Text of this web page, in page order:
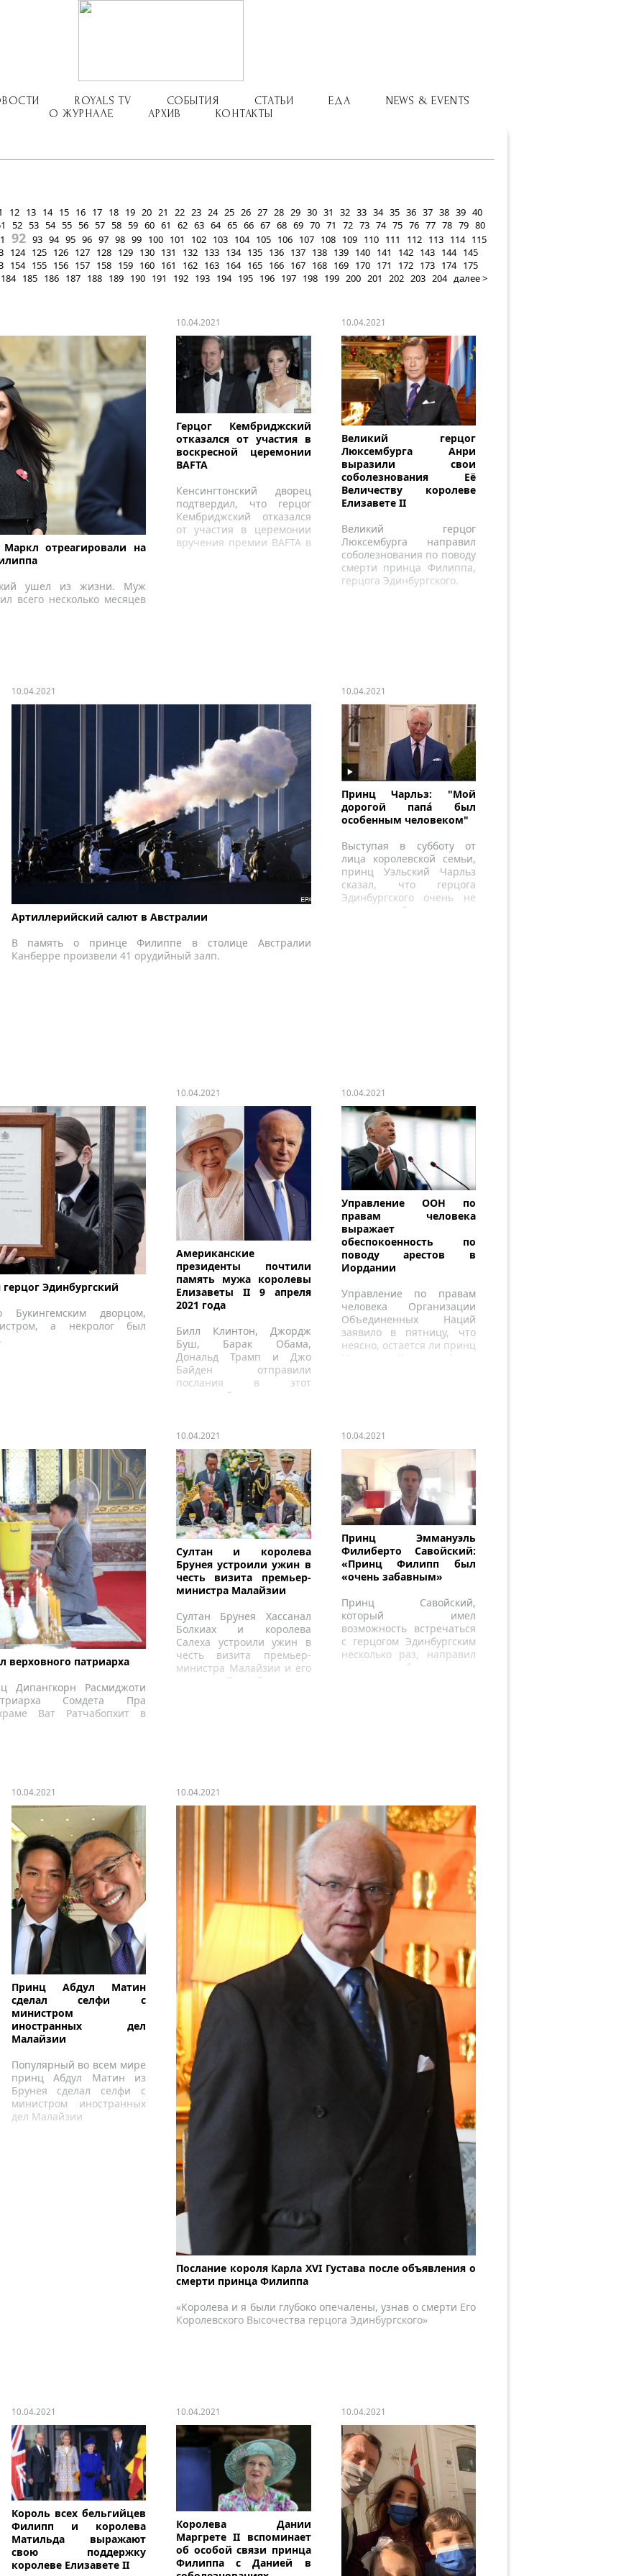
ROYALS TV СОБЫТИЯ СТАТЬИ ЕДА
NEWS & EVENTS
О ЖУРНАЛЕ
АРХИВ КОНТАКТЫ
12 13 14 15 16 17 18 19 20 21 22 23 24 25 26 27 28 29 30 31 32 33 34 35 36 37 38 39 40
52 53 54 55 56 57 58 59 60 61 62 63 64 65 66 67 68 69 70 71 72 73 74 75 76 77 78 79 80
92 93 94 95 96 97 98 99 100 101 102 103 104 105 106 107 108 109 110 111 112 113 114 115
124 125 126 127 128 129 130 131 132 133 134 135 136 137 138 139 140 141 142 143 144 145
154 155 156 157 158 159 160 161 162 163 164 165 166 167 168 169 170 171 172 173 174 175
184 185 186 187 188 189 190 191 192 193 194 195 196 197 198 199 200 201 202 203 204 далее >
отреагировали на
ушел из жизни. Муж
всего несколько месяцев
10.04.2021
Герцог Кембриджский
отказался от участия в
воскресной церемонии
BAFTA
Кенсингтонский дворец
подтвердил, что герцог
Кембриджский отказался
от участия в церемонии
вручения премии BAFTA в
10.04.2021
Великий герцог
Люксембурга Анри
выразили свои
соболезнования Её
Величеству королеве
Елизавете II
Великий герцог
Люксембурга направил
соболезнования по поводу
смерти принца Филиппа,
герцога Эдинбургского.
10.04.2021
Артиллерийский салют в Австралии
В память о принце Филиппе в столице Австралии
Канберре произвели 41 орудийный залп.
герцог Эдинбургский
дворцом,
а некролог был
10.04.2021
Принц Чарльз: "Мой
дорогой папа́ был
особенным человеком"
Выступая в субботу от
лица королевской семьи,
принц Уэльский Чарльз
сказал, что герцога
Эдинбургского очень не
хватает его близким.
10.04.2021
Американские
президенты почтили
память мужа королевы
Елизаветы II 9 апреля
2021 года
Билл Клинтон, Джордж
Буш, Барак Обама,
Дональд Трамп и Джо
Байден отправили
послания в этот
печальный день.
10.04.2021
Управление ООН по
правам человека
выражает
обеспокоенность по
поводу арестов в
Иордании
Управление по правам
человека Организации
Объединенных Наций
заявило в пятницу, что
неясно, остается ли принц
Иордании Хамза де-факто
верховного патриарха
Дипангкорн Расмиджоти
Сомдета Пра
Ват Ратчабопхит в
10.04.2021
Султан и королева
Брунея устроили ужин в
честь визита премьер-
министра Малайзии
Султан Брунея Хассанал
Болкиах и королева
Салеха устроили ужин в
честь визита премьер-
министра Малайзии и его
супруги в Бруней.
10.04.2021
Принц Эммануэль
Филиберто Савойский:
«Принц Филипп был
«очень забавным»
Принц Савойский,
который имел
возможность встречаться
с герцогом Эдинбургским
несколько раз, направил
свои соболезнования
10.04.2021
Принц Абдул Матин
сделал селфи с
министром
иностранных дел
Малайзии
Популярный во всем мире
принц Абдул Матин из
Брунея сделал селфи с
министром иностранных
дел Малайзии
10.04.2021
Послание короля Карла XVI Густава после объявления о
смерти принца Филиппа
«Королева и я были глубоко опечалены, узнав о смерти Его
Королевского Высочества герцога Эдинбургского»
10.04.2021
Король всех бельгийцев
Филипп и королева
Матильда выражают
свою поддержку
королеве Елизавете II
10.04.2021
Королева Дании
Маргрете II вспоминает
об особой связи принца
Филиппа с Данией в
10.04.2021